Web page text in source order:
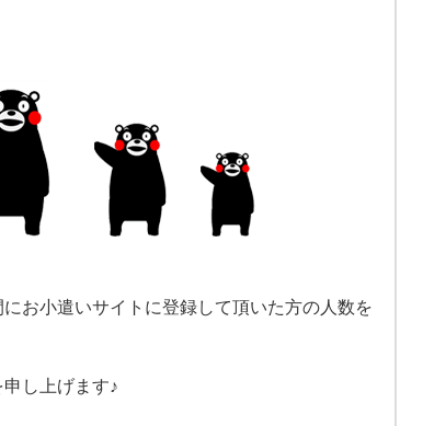
お小遣いサイトに登録して頂いた方の人数を
し上げます♪